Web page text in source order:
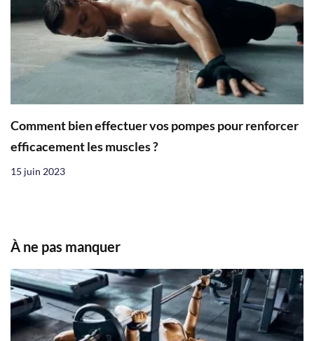
Comment bien effectuer vos pompes pour renforcer
efficacement les muscles ?
15 juin 2023
À ne pas manquer